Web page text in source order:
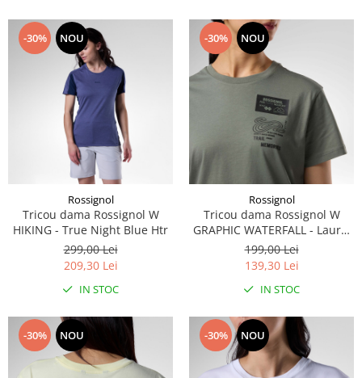
-30% NOU
Rossignol
Tricou dama Rossignol W
HIKING - True Night Blue Htr
299,00 Lei
209,30 Lei
IN STOC
-30% NOU
Rossignol
Tricou dama Rossignol W
GRAPHIC WATERFALL - Laurel
Wreath
199,00 Lei
139,30 Lei
IN STOC
-30% NOU -30% NOU